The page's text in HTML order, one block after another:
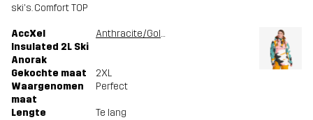
ski's. Comfort TOP
AccXel
Insulated 2L Ski
Anorak
Anthracite/Golden Yellow
Gekochte maat
2XL
Waargenomen
maat
Perfect
Lengte Te lang